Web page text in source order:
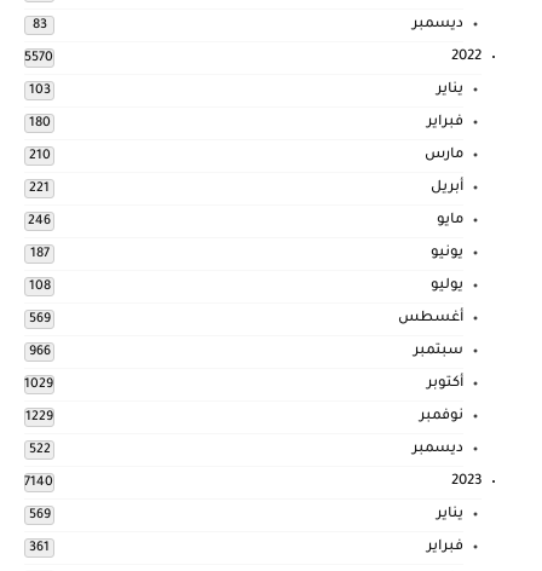
ديسمبر 83
2022
5570
يناير 103
فبراير 180
مارس 210
أبريل 221
مايو 246
يونيو 187
يوليو 108
أغسطس 569
سبتمبر 966
أكتوبر 1029
نوفمبر 1229
ديسمبر 522
2023
7140
يناير 569
فبراير 361